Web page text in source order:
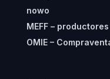
nowo
MEFF –
OMIE –